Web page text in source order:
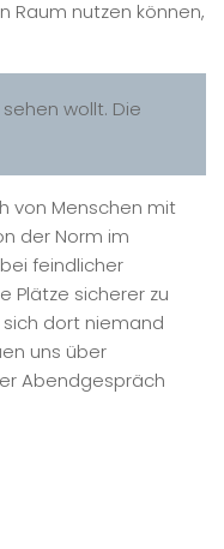
Raum nutzen können,
wollt. Die
von Menschen mit
der Norm im
feindlicher
Plätze sicherer zu
dort niemand
uns über
Abendgespräch